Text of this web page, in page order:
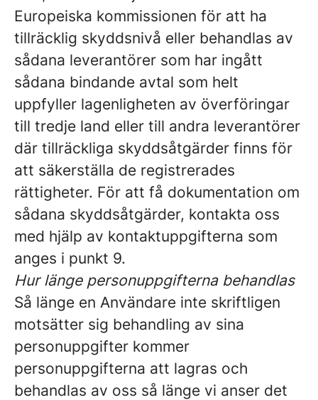
Europeiska kommissionen för att ha
tillräcklig skyddsnivå eller behandlas av
sådana leverantörer som har ingått
sådana bindande avtal som helt
uppfyller lagenligheten av överföringar
till tredje land eller till andra leverantörer
där tillräckliga skyddsåtgärder finns för
att säkerställa de registrerades
rättigheter. För att få dokumentation om
sådana skyddsåtgärder, kontakta oss
med hjälp av kontaktuppgifterna som
anges i punkt 9.
Hur länge personuppgifterna behandlas
Så länge en Användare inte skriftligen
motsätter sig behandling av sina
personuppgifter kommer
personuppgifterna att lagras och
behandlas av oss så länge vi anser det